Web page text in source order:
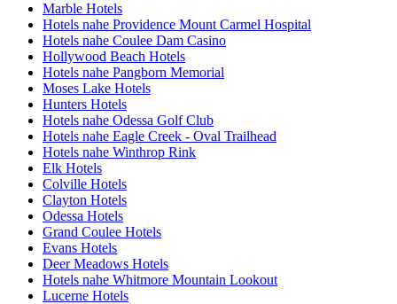
Marble Hotels
Hotels nahe Providence Mount Carmel Hospital
Hotels nahe Coulee Dam Casino
Hollywood Beach Hotels
Hotels nahe Pangborn Memorial
Moses Lake Hotels
Hunters Hotels
Hotels nahe Odessa Golf Club
Hotels nahe Eagle Creek - Oval Trailhead
Hotels nahe Winthrop Rink
Elk Hotels
Colville Hotels
Clayton Hotels
Odessa Hotels
Grand Coulee Hotels
Evans Hotels
Deer Meadows Hotels
Hotels nahe Whitmore Mountain Lookout
Lucerne Hotels